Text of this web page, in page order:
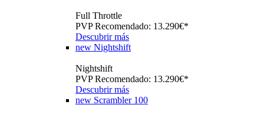
Full Throttle
PVP Recomendado: 13.290€*
Descubrir más
new Nightshift
Nightshift
PVP Recomendado: 13.290€*
Descubrir más
new Scrambler 100